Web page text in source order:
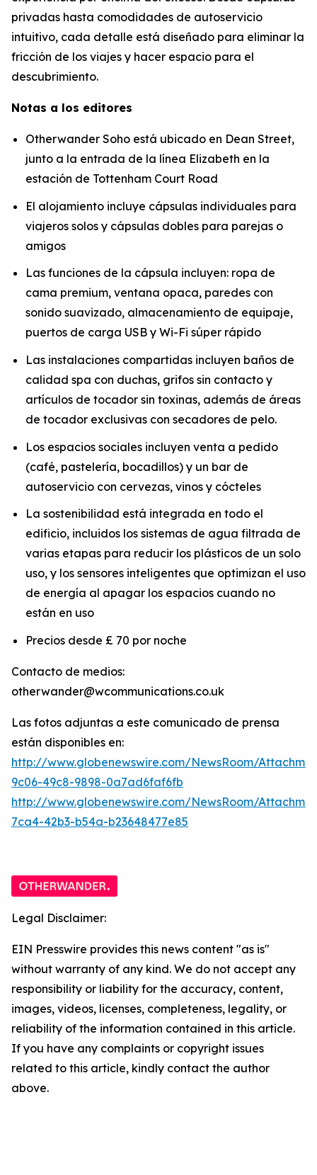
privadas hasta comodidades de autoservicio
intuitivo, cada detalle está diseñado para eliminar la
fricción de los viajes y hacer espacio para el
descubrimiento.
Notas a los editores
Otherwander Soho está ubicado en Dean Street,
junto a la entrada de la línea Elizabeth en la
estación de Tottenham Court Road
El alojamiento incluye cápsulas individuales para
viajeros solos y cápsulas dobles para parejas o
amigos
Las funciones de la cápsula incluyen: ropa de
cama premium, ventana opaca, paredes con
sonido suavizado, almacenamiento de equipaje,
puertos de carga USB y Wi-Fi súper rápido
Las instalaciones compartidas incluyen baños de
calidad spa con duchas, grifos sin contacto y
artículos de tocador sin toxinas, además de áreas
de tocador exclusivas con secadores de pelo.
Los espacios sociales incluyen venta a pedido
(café, pastelería, bocadillos) y un bar de
autoservicio con cervezas, vinos y cócteles
La sostenibilidad está integrada en todo el
edificio, incluidos los sistemas de agua filtrada de
varias etapas para reducir los plásticos de un solo
uso, y los sensores inteligentes que optimizan el uso
de energía al apagar los espacios cuando no
están en uso
Precios desde £ 70 por noche
Contacto de medios:
otherwander@wcommunications.co.uk
Las fotos adjuntas a este comunicado de prensa
están disponibles en:
http://www.globenewswire.com/NewsRoom/
9c06-49c8-9898-0a7ad6faf6fb
http://www.globenewswire.com/NewsRoom/
7ca4-42b3-b54a-b23648477e85
Legal Disclaimer:
EIN Presswire provides this news content "as is"
without warranty of any kind. We do not accept any
responsibility or liability for the accuracy, content,
images, videos, licenses, completeness, legality, or
reliability of the information contained in this article.
If you have any complaints or copyright issues
related to this article, kindly contact the author
above.